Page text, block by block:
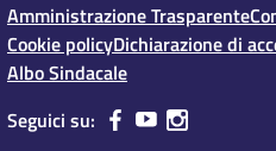
Amministrazione Trasparente
Cookie policyDichiarazione di
Albo Sindacale
Seguici su: